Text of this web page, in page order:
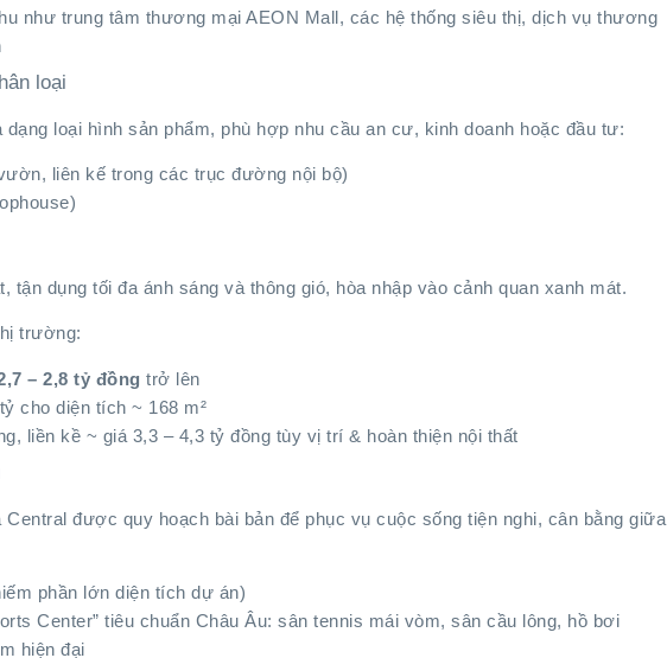
như trung tâm thương mại AEON Mall, các hệ thống siêu thị, dịch vụ thương
loại
loại hình sản phẩm, phù hợp nhu cầu an cư, kinh doanh hoặc đầu tư:
liên kế trong các trục đường nội bộ)
tận dụng tối đa ánh sáng và thông gió, hòa nhập vào cảnh quan xanh mát.
trường:
– 2,8 tỷ đồng trở lên
cho diện tích ~ 168 m²
liền kề ~ giá 3,3 – 4,3 tỷ đồng tùy vị trí & hoàn thiện nội thất
Central được quy hoạch bài bản để phục vụ cuộc sống tiện nghi, cân bằng giữa
phần lớn diện tích dự án)
Center” tiêu chuẩn Châu Âu: sân tennis mái vòm, sân cầu lông, hồ bơi
hiện đại